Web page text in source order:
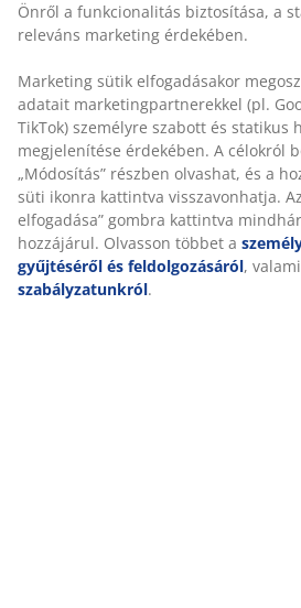
Részletes Adatok
Értékelések
(0 )
Kiszállítás
Önről a funkcionalitás biztosítása, a
releváns marketing érdekében.
Marketing sütik elfogadásakor
adatait marketingpartnerekkel (pl.
TikTok) személyre szabott és statikus
megjelenítése érdekében. A célokról
„Módosítás” részben olvashat, és a
süti ikonra kattintva visszavonhatja.
elfogadása” gombra kattintva
hozzájárul. Olvasson többet a
gyűjtéséről és feldolgozásáról,
szabályzatunkról.